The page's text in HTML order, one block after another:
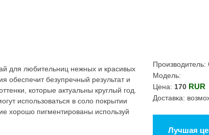
для любительниц нежных и красивых
обеспечит безупречный результат и
которые актуальны круглый год.
использоваться в соло покрытии
хорошо пигментированы используй
Модель:
Цена: 170 RUR
Доставка:
Лучшая